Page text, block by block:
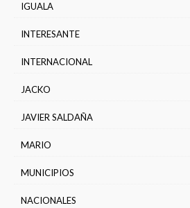
IGUALA
INTERESANTE
INTERNACIONAL
JACKO
JAVIER SALDAÑA
MARIO
MUNICIPIOS
NACIONALES